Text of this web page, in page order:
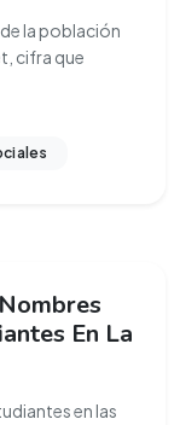
la población
cifra que
En La
en las